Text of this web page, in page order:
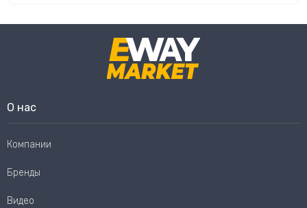
О нас
Компании
Бренды
Видео